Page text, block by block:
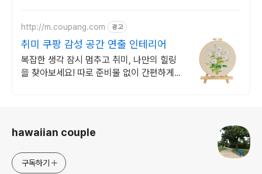
http://m.coupang.com 광고
취미 쿠팡 감성 공간 연출 인테리어
복잡한 생각 잠시 멈추고 취미, 나만의 힐링
을 찾아보세요! 따로 준비물 없이 간편하게
hawaiian couple
구독하기